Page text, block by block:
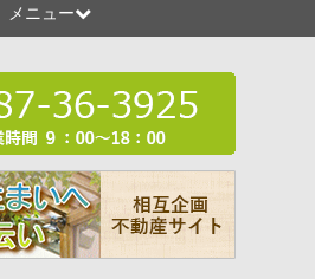
メニュー